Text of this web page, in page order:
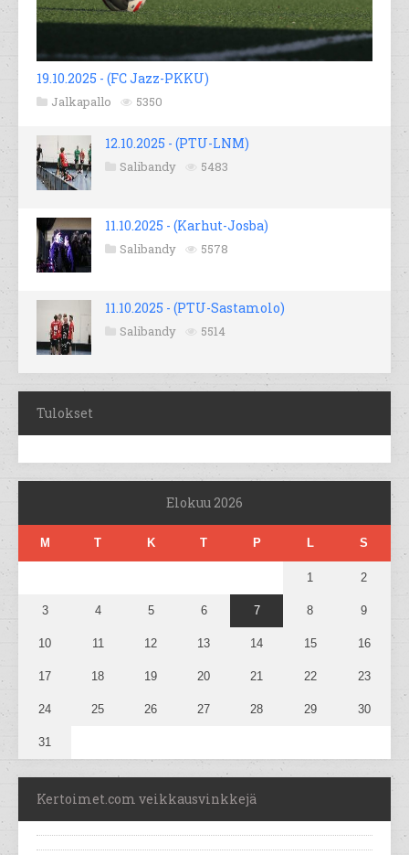
19.10.2025 - (FC Jazz-PKKU)
Jalkapallo 5350
12.10.2025 - (PTU-LNM)
Salibandy 5483
11.10.2025 - (Karhut-Josba)
Salibandy 5578
11.10.2025 - (PTU-Sastamolo)
Salibandy 5514
Tulokset
Elokuu 2026
M T K T P L S
1 2
3 4 5 6 7 8 9
10 11 12 13 14 15 16
17 18 19 20 21 22 23
24 25 26 27 28 29 30
31
Kertoimet.com veikkausvinkkejä